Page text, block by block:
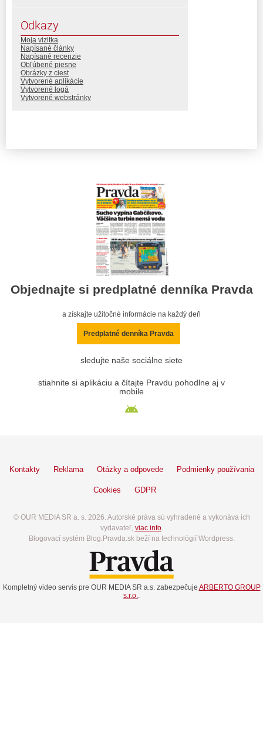
Odkazy
Moja vizitka
Napísané články
Napísané recenzie
Obľúbené piesne
Obrázky z ciest
Vytvorené aplikácie
Vytvorené logá
Vytvorené webstránky
Objednajte si predplatné denníka Pravda
a získajte užitočné informácie na každý deň
Predplatné denníka Pravda
sledujte naše sociálne siete
stiahnite si aplikáciu a čítajte Pravdu pohodlne aj v
mobile
Kontakty Reklama Otázky a odpovede Podmienky používania
Cookies GDPR
© OUR MEDIA SR a. s. 2026. Autorské práva sú vyhradené a vykonáva ich
vydavateľ, viac info.
Blogovací systém Blog.Pravda.sk beží na technológií Wordpress.
Kompletný video servis pre OUR MEDIA SR a.s. zabezpečuje ARBERTO GROUP
s.r.o.